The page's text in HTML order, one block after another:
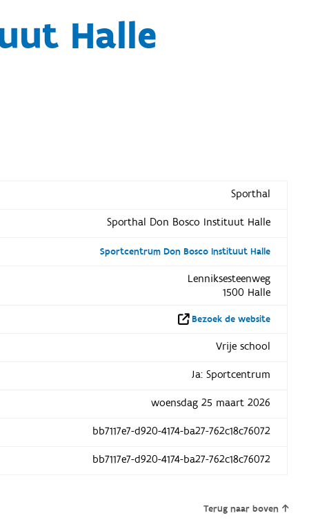
Halle
Sporthal
Sporthal Don Bosco Instituut Halle
Sportcentrum Don Bosco Instituut Halle
Lenniksesteenweg
1500 Halle
Bezoek de website
Vrije school
Ja: Sportcentrum
woensdag 25 maart 2026
bb7117e7-d920-4174-ba27-762c18c76072
bb7117e7-d920-4174-ba27-762c18c76072
Terug naar boven